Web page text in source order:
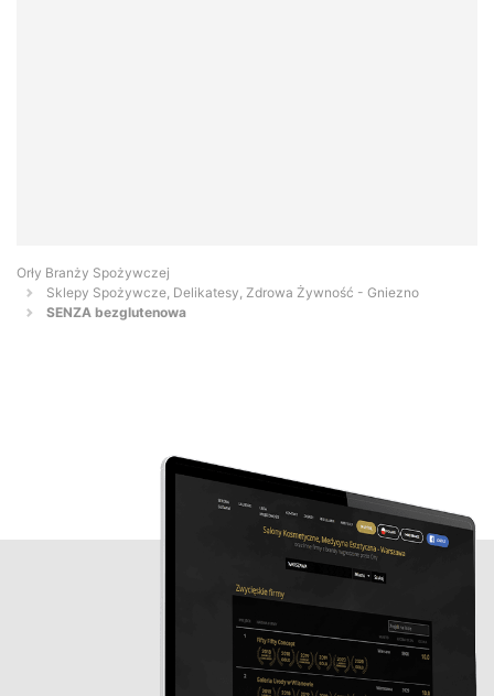
Orły Branży Spożywczej
Sklepy Spożywcze, Delikatesy, Zdrowa Żywność - Gniezno
SENZA bezglutenowa